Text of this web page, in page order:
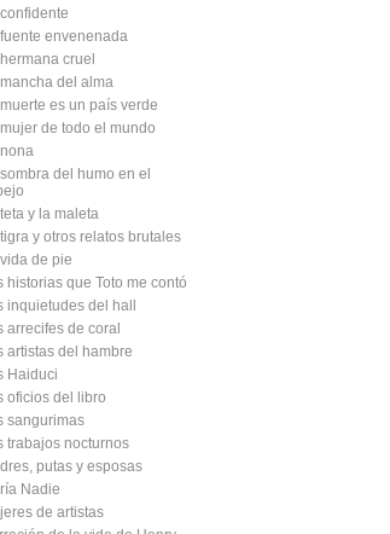
envenenada
cruel
del alma
es un país verde
de todo el mundo
del humo en el
y la maleta
y otros relatos brutales
de pie
historias que Toto me contó
inquietudes del hall
arrecifes de coral
artistas del hambre
Haiduci
oficios del libro
sangurimas
trabajos nocturnos
putas y esposas
Nadie
de artistas